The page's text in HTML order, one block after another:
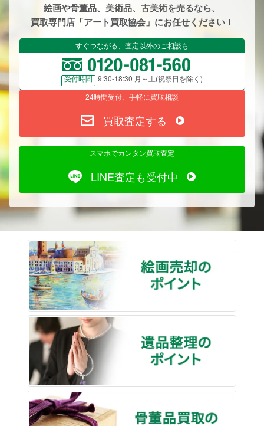
絵画や骨董品、美術品、古美術を売るなら、
買取専門店「アート買取協会」にお任せください！
すぐつながる、査定以外のご相談も
受付時間
9:30-18:30 月～土(祝祭日を除く)
24時間受付、手軽に買取相談
買取査定する
スマホでカンタン買取査定
LINE査定も受付中